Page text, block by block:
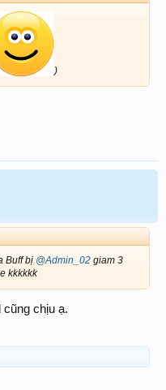
)
Buff bị @Admin_02 giam 3
kkkkkk
cũng chịu ạ.